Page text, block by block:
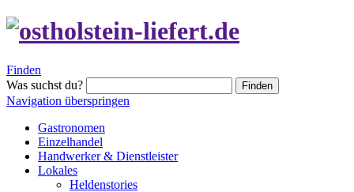
Finden
Was suchst du?
Finden
Navigation überspringen
Gastronomen
Einzelhandel
Handwerker & Dienstleister
Lokales
Heldenstories